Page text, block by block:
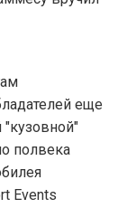
еще
полвека
Events